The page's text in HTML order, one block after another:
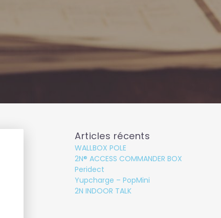
Articles récents
WALLBOX POLE
2N® ACCESS COMMANDER BOX
Peridect
Yupcharge – PopMini
2N INDOOR TALK